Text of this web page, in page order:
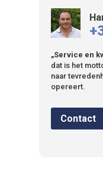
„Service en
dat is het
naar
opereert.
Contact